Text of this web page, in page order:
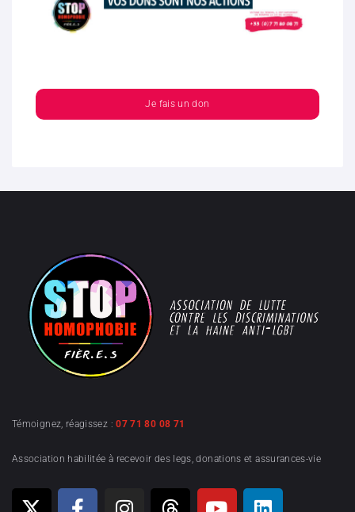
Je fais un don
Témoignez, réagissez :07 71 80 08 71
Association habilitée à recevoir des legs, donations et assurances-vie